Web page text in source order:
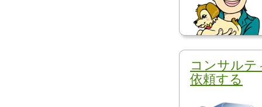
コンサルテ
依頼する